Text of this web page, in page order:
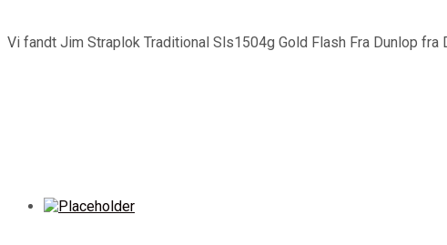
Vi fandt Jim Straplok Traditional Sls1504g Gold Flash Fra Dunlop